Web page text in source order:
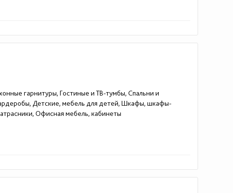
гарнитуры, Гостиные и ТВ-тумбы, Спальни и
Детские, мебель для детей, Шкафы, шкафы-
Офисная мебель, кабинеты